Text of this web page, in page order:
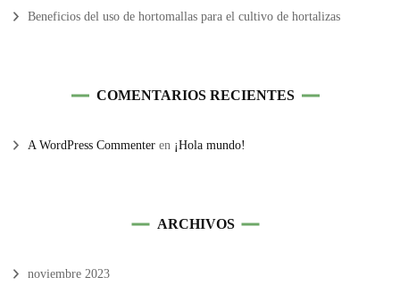
Beneficios del uso de hortomallas para el cultivo de hortalizas
COMENTARIOS RECIENTES
A WordPress Commenter en ¡Hola mundo!
ARCHIVOS
noviembre 2023